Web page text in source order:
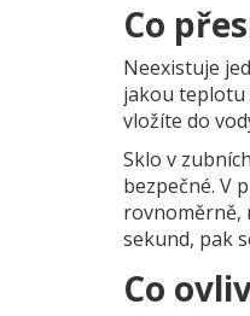
Co
Neexistuje
jakou teplotu
vložíte do
Sklo v
bezpečné. V
rovnoměrně,
sekund, pak
Co